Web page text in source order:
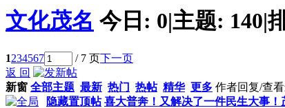
文化茂名 今日: 0|主题: 140|
1234567 / 7 页下一页
返 回
新窗 全部主题 最新 热门 热帖 精华 更多 作者回复/查看
隐藏置顶帖 喜大普奔！又解决了一件民生大事